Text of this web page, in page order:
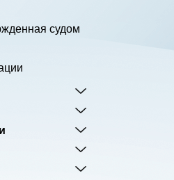
судом